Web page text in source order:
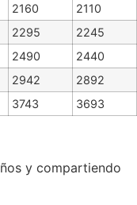
2160
2110
2295
2245
2490
2440
2942
2892
3743 3693
y compartiendo